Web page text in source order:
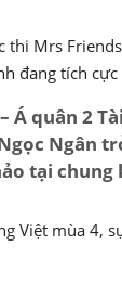
thi Mrs
đang tích
Á quân 2
Ngân
tại chung
Việt mùa 4,